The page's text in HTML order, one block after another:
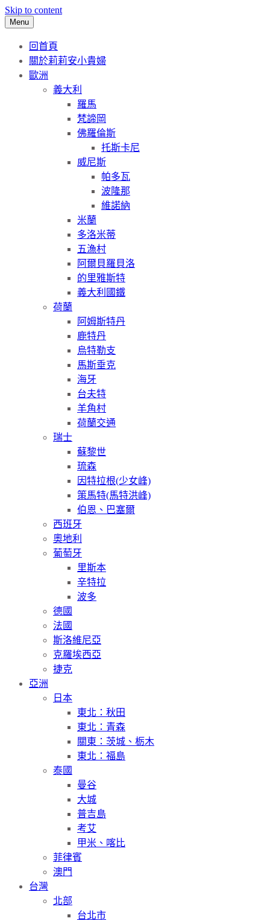
Skip to content
Menu
回首頁
關於莉莉安小貴婦
歐洲
義大利
羅馬
梵諦岡
佛羅倫斯
托斯卡尼
威尼斯
帕多瓦
波隆那
維諾納
米蘭
多洛米蒂
五漁村
阿爾貝羅貝洛
的里雅斯特
義大利國鐵
荷蘭
阿姆斯特丹
鹿特丹
烏特勒支
馬斯垂克
海牙
台夫特
羊角村
荷蘭交通
瑞士
蘇黎世
琉森
因特拉根(少女峰)
策馬特(馬特洪峰)
伯恩、巴塞爾
西班牙
奧地利
葡萄牙
里斯本
辛特拉
波多
德國
法國
斯洛維尼亞
克羅埃西亞
捷克
亞洲
日本
東北：秋田
東北：青森
關東：茨城、栃木
東北：福島
泰國
曼谷
大城
普吉島
考艾
甲米、喀比
菲律賓
澳門
台灣
北部
台北市